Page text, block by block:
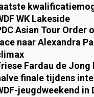
WK Lakeside
Asian Tour Order
naar Alexandra
Fardau de
finale tijdens
jeugdweekend in